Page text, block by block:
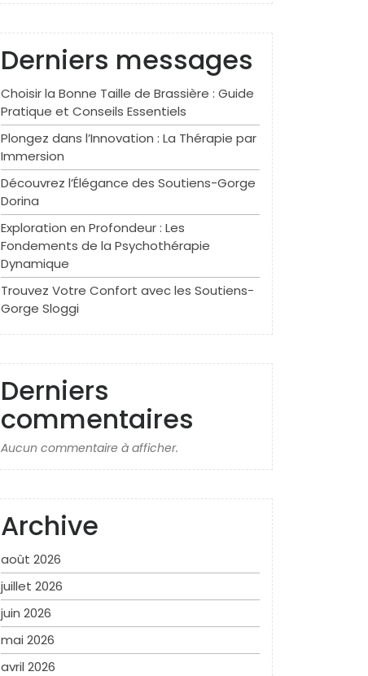
Derniers messages
Choisir la Bonne Taille de Brassière : Guide
Pratique et Conseils Essentiels
Plongez dans l’Innovation : La Thérapie par
Immersion
Découvrez l’Élégance des Soutiens-Gorge
Dorina
Exploration en Profondeur : Les
Fondements de la Psychothérapie
Dynamique
Trouvez Votre Confort avec les Soutiens-
Gorge Sloggi
Derniers
commentaires
Aucun commentaire à afficher.
Archive
août 2026
juillet 2026
juin 2026
mai 2026
avril 2026